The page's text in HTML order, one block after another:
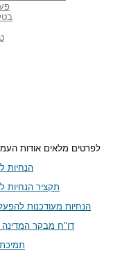
לפרטים מלאים אודות
הנחיות
תקציר הנחיות
הנחיות מעודכנות
דו"ח מבקר